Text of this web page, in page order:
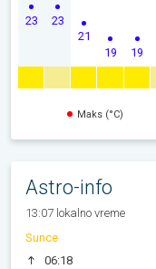
23 23
21
19 19
Maks (°C)
Astro-info
13:07 lokalno vreme
Sunce
06:18